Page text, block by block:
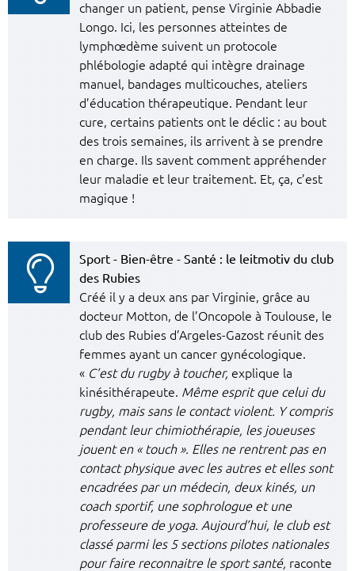
changer un patient, pense Virginie Abbadie
Longo. Ici, les personnes atteintes de
lymphœdème suivent un protocole
phlébologie adapté qui intègre drainage
manuel, bandages multicouches, ateliers
d’éducation thérapeutique. Pendant leur
cure, certains patients ont le déclic : au bout
des trois semaines, ils arrivent à se prendre
en charge. Ils savent comment appréhender
leur maladie et leur traitement. Et, ça, c’est
magique !
Sport - Bien-être - Santé : le leitmotiv du club
des Rubies
Créé il y a deux ans par Virginie, grâce au
docteur Motton, de l’Oncopole à Toulouse, le
club des Rubies d’Argeles-Gazost réunit des
femmes ayant un cancer gynécologique.
« C’est du rugby à toucher, explique la
kinésithérapeute. Même esprit que celui du
rugby, mais sans le contact violent. Y compris
pendant leur chimiothérapie, les joueuses
jouent en « touch ». Elles ne rentrent pas en
contact physique avec les autres et elles sont
encadrées par un médecin, deux kinés, un
coach sportif, une sophrologue et une
professeure de yoga. Aujourd’hui, le club est
classé parmi les 5 sections pilotes nationales
pour faire reconnaitre le sport santé, raconte